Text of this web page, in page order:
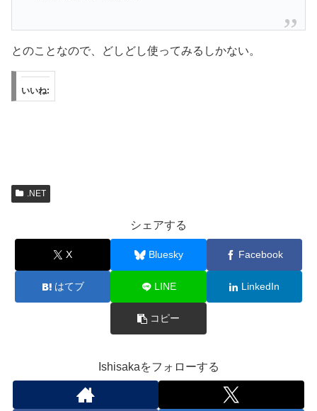
とのことなので、どしどし使ってみるしかない。
いいね:
.NET
シェアする
X Bluesky Facebook
はてブ LINE LinkedIn
コピー
Ishisakaをフォローする